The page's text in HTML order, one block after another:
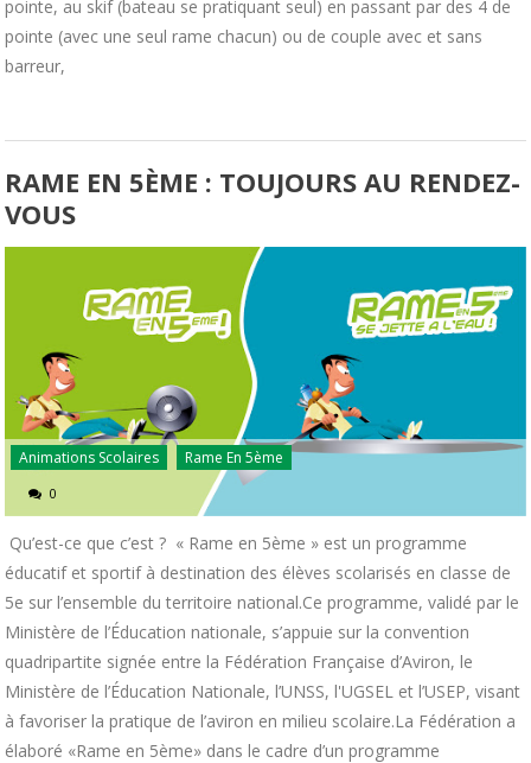
pointe, au skif (bateau se pratiquant seul) en passant par des 4 de
pointe (avec une seul rame chacun) ou de couple avec et sans
barreur,
RAME EN 5ÈME : TOUJOURS AU RENDEZ-
VOUS
Animations Scolaires Rame En 5ème
0
Qu’est-ce que c’est ? « Rame en 5ème » est un programme
éducatif et sportif à destination des élèves scolarisés en classe de
5e sur l’ensemble du territoire national.Ce programme, validé par le
Ministère de l’Éducation nationale, s’appuie sur la convention
quadripartite signée entre la Fédération Française d’Aviron, le
Ministère de l’Éducation Nationale, l’UNSS, l'UGSEL et l’USEP, visant
à favoriser la pratique de l’aviron en milieu scolaire.La Fédération a
élaboré «Rame en 5ème» dans le cadre d’un programme